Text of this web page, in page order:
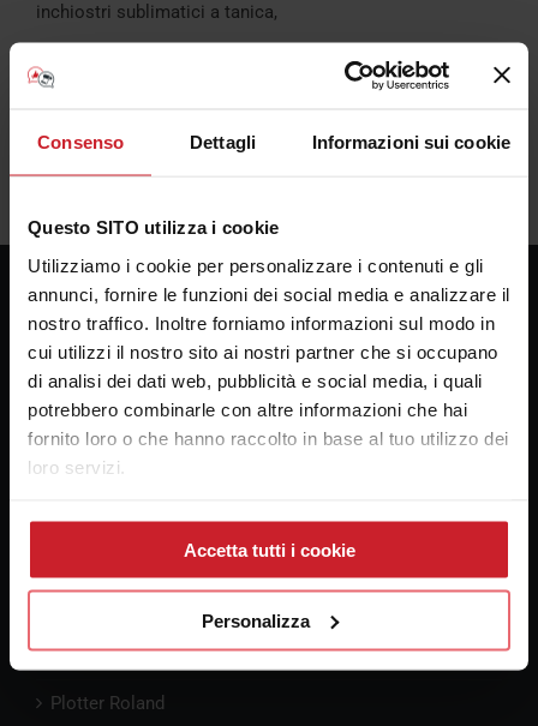
Consenso Dettagli Informazioni sui cookie
Questo SITO utilizza i cookie
Utilizziamo i cookie per personalizzare i contenuti e gli
annunci, fornire le funzioni dei social media e analizzare il
nostro traffico. Inoltre forniamo informazioni sul modo in
cui utilizzi il nostro sito ai nostri partner che si occupano
di analisi dei dati web, pubblicità e social media, i quali
potrebbero combinarle con altre informazioni che hai
fornito loro o che hanno raccolto in base al tuo utilizzo dei
loro servizi.
Accetta tutti i cookie
Personalizza
inchiostri sublimatici a tanica,
Consulenza Plotter
Presso la sede della Bosco forniture Grafiche s.a.s.
Via Principe di Paternò 174
90145 Palermo
email: alebosco@consulenzaplotter.it
Percorsi di Consulenza
Plotter Roland